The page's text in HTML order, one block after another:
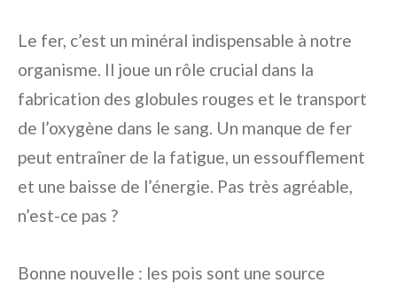
Le fer, c’est un minéral indispensable à notre
organisme. Il joue un rôle crucial dans la
fabrication des globules rouges et le transport
de l’oxygène dans le sang. Un manque de fer
peut entraîner de la fatigue, un essoufflement
et une baisse de l’énergie. Pas très agréable,
n’est-ce pas ?
Bonne nouvelle : les pois sont une source